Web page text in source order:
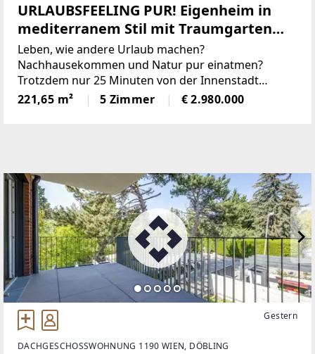
URLAUBSFEELING PUR! Eigenheim in
mediterranem Stil mit Traumgarten
und Badeteich! Absolute Privatsphäre!
Leben, wie andere Urlaub machen?
Nachhausekommen und Natur pur einatmen?
Trotzdem nur 25 Minuten von der Innenstadt
entfernt?Wenn Sie das suchen, dann ist diese
Liegenschaft genau das Richtige für Sie!DIE LAGEIn
221,65 m² 5 Zimmer € 2.980.000
Gestern
DACHGESCHOSSWOHNUNG 1190 WIEN, DÖBLING